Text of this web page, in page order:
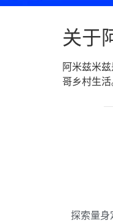
关于
阿米兹米
哥乡村生活
探索量身